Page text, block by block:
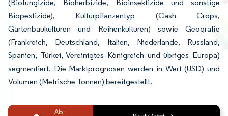
(Biofungizide, Bioherbizide, Bioinsektizide und sonstige
Biopestizide), Kulturpflanzentyp (Cash Crops,
Gartenbaukulturen und Reihenkulturen) sowie Geografie
(Frankreich, Deutschland, Italien, Niederlande, Russland,
Spanien, Türkei, Vereinigtes Königreich und übriges Europa)
segmentiert. Die Marktprognosen werden in Wert (USD) und
Volumen (Metrische Tonnen) bereitgestellt.